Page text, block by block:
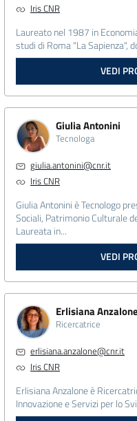
Iris CNR
Laureato nel 1987 in
studi di Roma "La Sapienza",
VEDI
Giulia Antonini
Tecnologa
giulia.antonini@cnr.it
Iris CNR
Giulia Antonini è Tecnologo
Sociali, Patrimonio Culturale
Laureata in...
VEDI
Erlisiana Anzalone
Ricercatrice
erlisiana.anzalone@cnr.it
Iris CNR
Erlisiana Anzalone è
Innovazione e Servizi per lo